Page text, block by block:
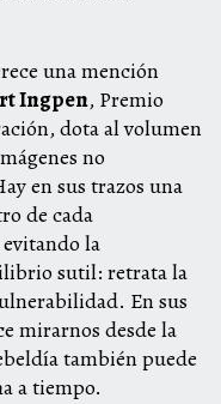
una mención
Ingpen, Premio
dota al volumen
no
en sus trazos una
de cada
la
sutil: retrata la
En sus
mirarnos desde la
también puede
a tiempo.